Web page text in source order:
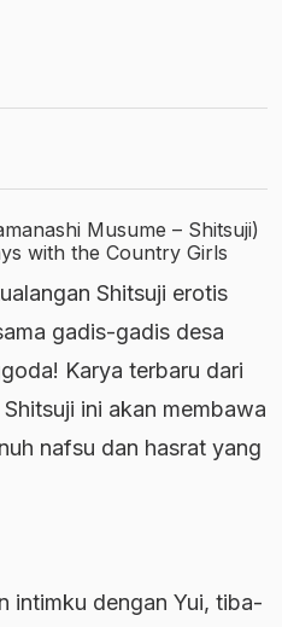
Musume – Shitsuji)
with the Country Girls
Shitsuji erotis
gadis-gadis desa
Karya terbaru dari
ini akan membawa
nafsu dan hasrat yang
intimku dengan Yui, tiba-